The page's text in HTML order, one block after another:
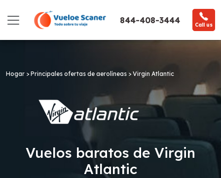
844-408-3444 Call us
Hogar > Principales ofertas de aerolíneas > Virgin Atlantic
Vuelos baratos de Virgin
Atlantic